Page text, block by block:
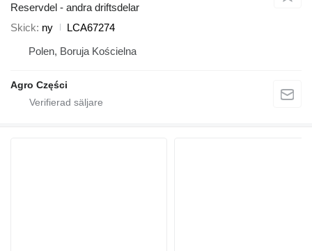
Reservdel - andra driftsdelar
Skick ny
LCA67274
Polen, Boruja Kościelna
Agro Części